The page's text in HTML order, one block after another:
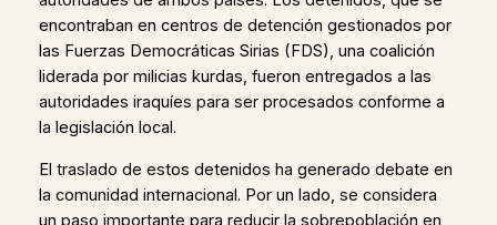
encontraban en centros de detención gestionados por
las Fuerzas Democráticas Sirias (FDS), una coalición
liderada por milicias kurdas, fueron entregados a las
autoridades iraquíes para ser procesados conforme a
la legislación local.
El traslado de estos detenidos ha generado debate en
la comunidad internacional. Por un lado, se considera
un paso importante para reducir la sobrepoblación en